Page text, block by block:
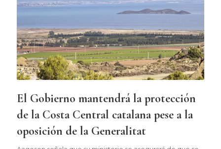
El Gobierno mantendrá la protección
de la Costa Central catalana pese a la
oposición de la Generalitat